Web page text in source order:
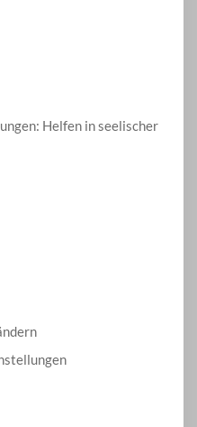
Helfen in seelischer